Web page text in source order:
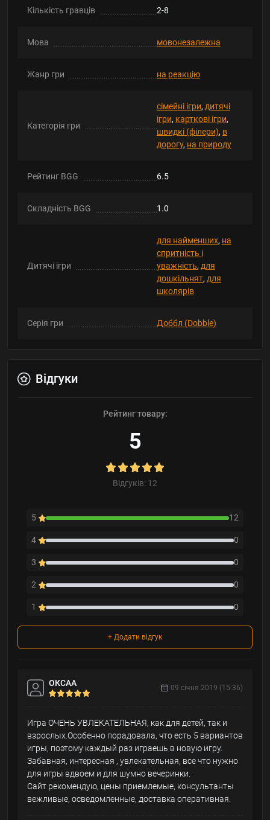
Кількість гравців 2-8
Мова мовонезалежна
Жанр гри на реакцію
Категорія гри
сімейні ігри, дитячі
ігри, карткові ігри,
швидкі (філери), в
дорогу, на природу
Рейтинг BGG 6.5
Складність BGG 1.0
Дитячі ігри
для найменших, на
спритність і
уважність, для
дошкільнят, для
школярів
Серія гри Доббл (Dobble)
Відгуки
Рейтинг товару:
5
Відгуків: 12
5 12
4 0
3 0
2 0
1 0
+ Додати відгук
ОКСАА 09 cічня 2019 (15:36)
Игра ОЧЕНЬ УВЛЕКАТЕЛЬНАЯ, как для детей, так и
взрослых.Особенно порадовала, что есть 5 вариантов
игры, поэтому каждый раз играешь в новую игру.
Забавная, интересная , увлекательная, все что нужно
для игры вдвоем и для шумно вечеринки.
Сайт рекомендую, цены приемлемые, консультанты
вежливые, осведомленные, доставка оперативная.